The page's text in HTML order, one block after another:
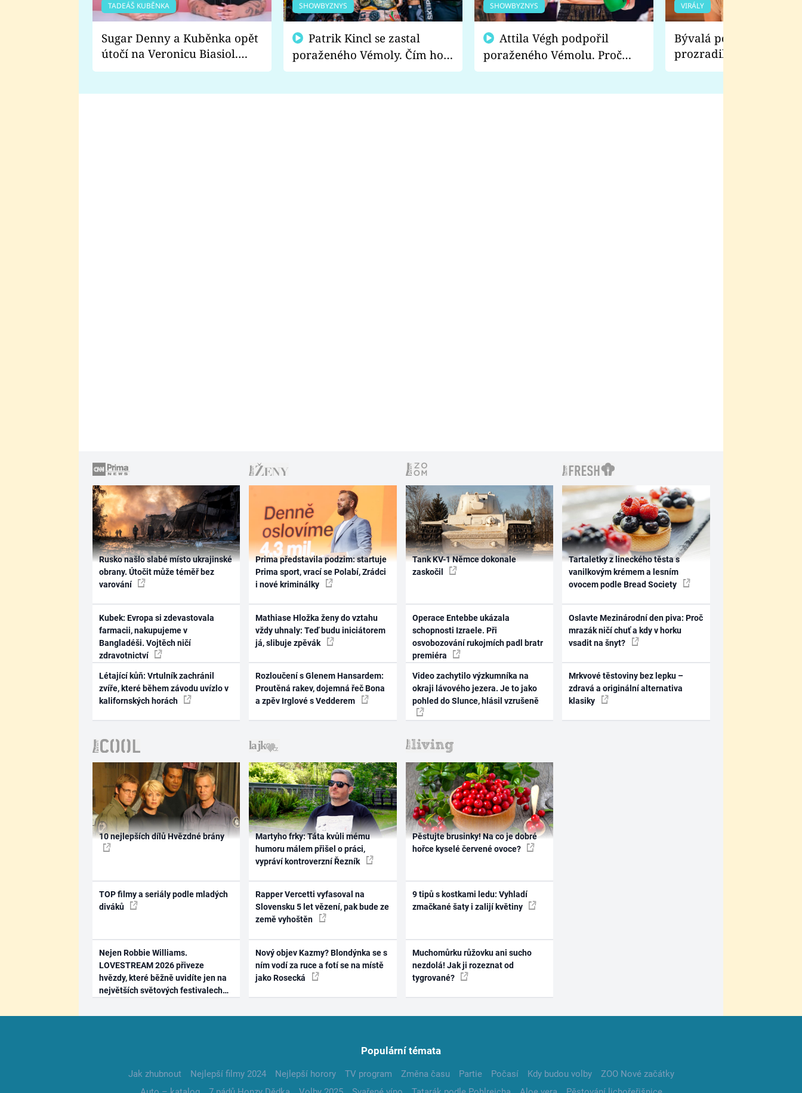
TADEÁŠ KUBĚNKA
Sugar Denny a Kuběnka opět
útočí na Veronicu Biasiol.
Proč je podle nich falešná a
SHOWBYZNYS
poraženého Vémoly. Čím ho
fanoušci naštvali?
SHOWBYZNYS
poraženého Vémolu. Proč
chce raději zápasit s ním než
VIRÁLY
Bývalá pornoherečka
prozradila, co ji
natáčení Euforie.
Rusko našlo slabé místo ukrajinské
obrany. Útočit může téměř bez
varování
Kubek: Evropa si zdevastovala
farmacii, nakupujeme v
Bangladéši. Vojtěch ničí
zdravotnictví
Létající kůň: Vrtulník zachránil
zvíře, které během závodu uvízlo v
kalifornských horách
Prima představila podzim: startuje
Prima sport, vrací se Polabí, Zrádci
i nové kriminálky
Mathiase Hložka ženy do vztahu
vždy uhnaly: Teď budu iniciátorem
já, slibuje zpěvák
Rozloučení s Glenem Hansardem:
Proutěná rakev, dojemná řeč Bona
a zpěv Irglové s Vedderem
Tank KV-1 Němce dokonale
zaskočil
Operace Entebbe ukázala
schopnosti Izraele. Při
osvobozování rukojmích padl bratr
premiéra
Video zachytilo výzkumníka na
okraji lávového jezera. Je to jako
pohled do Slunce, hlásil vzrušeně
Tartaletky z lineckého těsta s
vanilkovým krémem a lesním
ovocem podle Bread Society
Oslavte Mezinárodní den piva: Proč
mrazák ničí chuť a kdy v horku
vsadit na šnyt?
Mrkvové těstoviny bez lepku –
zdravá a originální alternativa
klasiky
10 nejlepších dílů Hvězdné brány
TOP filmy a seriály podle mladých
diváků
Nejen Robbie Williams.
LOVESTREAM 2026 přiveze
hvězdy, které běžně uvidíte jen na
největších světových festivalech
Martyho frky: Táta kvůli mému
humoru málem přišel o práci,
vypráví kontroverzní Řezník
Rapper Vercetti vyfasoval na
Slovensku 5 let vězení, pak bude ze
země vyhoštěn
Nový objev Kazmy? Blondýnka se s
ním vodí za ruce a fotí se na místě
jako Rosecká
Pěstujte brusinky! Na co je dobré
hořce kyselé červené ovoce?
9 tipů s kostkami ledu: Vyhladí
zmačkané šaty i zalijí květiny
Muchomůrku růžovku ani sucho
nezdolá! Jak ji rozeznat od
tygrované?
Populární témata
Jak zhubnout Nejlepší filmy 2024 Nejlepší horory TV program Změna času Partie Počasí Kdy budou volby
ZOO Nové začátky